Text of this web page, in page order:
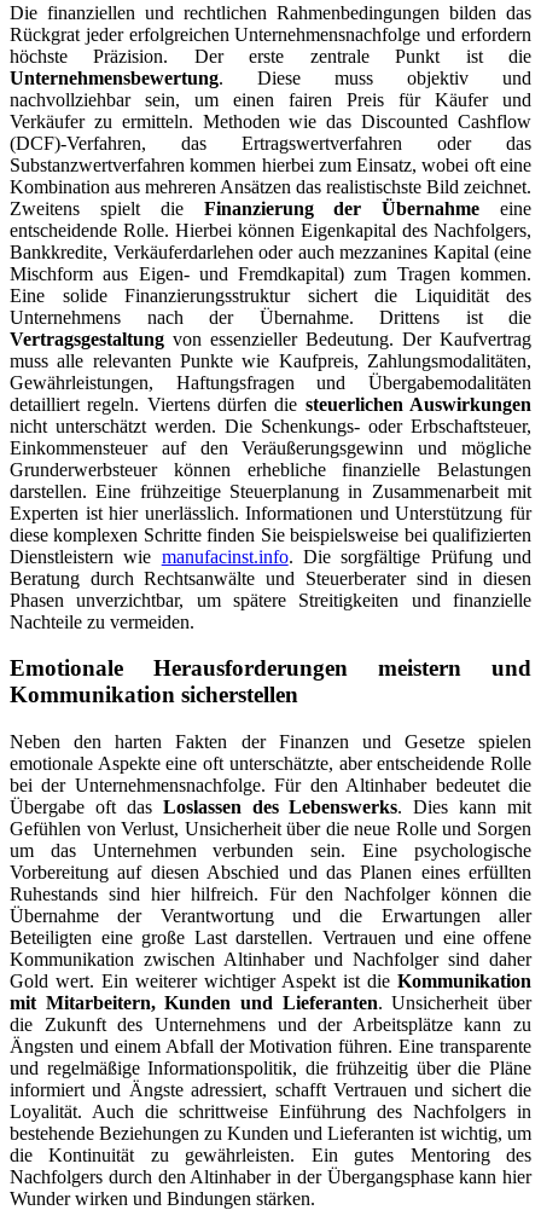
Die finanziellen und rechtlichen Rahmenbedingungen bilden das
Rückgrat jeder erfolgreichen Unternehmensnachfolge und erfordern
höchste Präzision. Der erste zentrale Punkt ist die
Unternehmensbewertung. Diese muss objektiv und
nachvollziehbar sein, um einen fairen Preis für Käufer und
Verkäufer zu ermitteln. Methoden wie das Discounted Cashflow
(DCF)-Verfahren, das Ertragswertverfahren oder das
Substanzwertverfahren kommen hierbei zum Einsatz, wobei oft eine
Kombination aus mehreren Ansätzen das realistischste Bild zeichnet.
Zweitens spielt die Finanzierung der Übernahme eine
entscheidende Rolle. Hierbei können Eigenkapital des Nachfolgers,
Bankkredite, Verkäuferdarlehen oder auch mezzanines Kapital (eine
Mischform aus Eigen- und Fremdkapital) zum Tragen kommen.
Eine solide Finanzierungsstruktur sichert die Liquidität des
Unternehmens nach der Übernahme. Drittens ist die
Vertragsgestaltung von essenzieller Bedeutung. Der Kaufvertrag
muss alle relevanten Punkte wie Kaufpreis, Zahlungsmodalitäten,
Gewährleistungen, Haftungsfragen und Übergabemodalitäten
detailliert regeln. Viertens dürfen die steuerlichen Auswirkungen
nicht unterschätzt werden. Die Schenkungs- oder Erbschaftsteuer,
Einkommensteuer auf den Veräußerungsgewinn und mögliche
Grunderwerbsteuer können erhebliche finanzielle Belastungen
darstellen. Eine frühzeitige Steuerplanung in Zusammenarbeit mit
Experten ist hier unerlässlich. Informationen und Unterstützung für
diese komplexen Schritte finden Sie beispielsweise bei qualifizierten
Dienstleistern wie manufacinst.info. Die sorgfältige Prüfung und
Beratung durch Rechtsanwälte und Steuerberater sind in diesen
Phasen unverzichtbar, um spätere Streitigkeiten und finanzielle
Nachteile zu vermeiden.
Emotionale Herausforderungen meistern und
Kommunikation sicherstellen
Neben den harten Fakten der Finanzen und Gesetze spielen
emotionale Aspekte eine oft unterschätzte, aber entscheidende Rolle
bei der Unternehmensnachfolge. Für den Altinhaber bedeutet die
Übergabe oft das Loslassen des Lebenswerks. Dies kann mit
Gefühlen von Verlust, Unsicherheit über die neue Rolle und Sorgen
um das Unternehmen verbunden sein. Eine psychologische
Vorbereitung auf diesen Abschied und das Planen eines erfüllten
Ruhestands sind hier hilfreich. Für den Nachfolger können die
Übernahme der Verantwortung und die Erwartungen aller
Beteiligten eine große Last darstellen. Vertrauen und eine offene
Kommunikation zwischen Altinhaber und Nachfolger sind daher
Gold wert. Ein weiterer wichtiger Aspekt ist die Kommunikation
mit Mitarbeitern, Kunden und Lieferanten. Unsicherheit über
die Zukunft des Unternehmens und der Arbeitsplätze kann zu
Ängsten und einem Abfall der Motivation führen. Eine transparente
und regelmäßige Informationspolitik, die frühzeitig über die Pläne
informiert und Ängste adressiert, schafft Vertrauen und sichert die
Loyalität. Auch die schrittweise Einführung des Nachfolgers in
bestehende Beziehungen zu Kunden und Lieferanten ist wichtig, um
die Kontinuität zu gewährleisten. Ein gutes Mentoring des
Nachfolgers durch den Altinhaber in der Übergangsphase kann hier
Wunder wirken und Bindungen stärken.